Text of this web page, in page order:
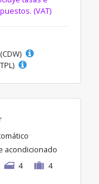
(VAT)
acondicionado
4 4